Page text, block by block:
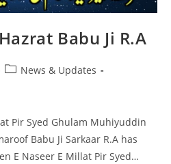
Babu Ji R.A
PostNews & Updates
Pir Syed Ghulam Muhiyuddin
Babu Ji Sarkaar R.A has
E Naseer E Millat Pir Syed…